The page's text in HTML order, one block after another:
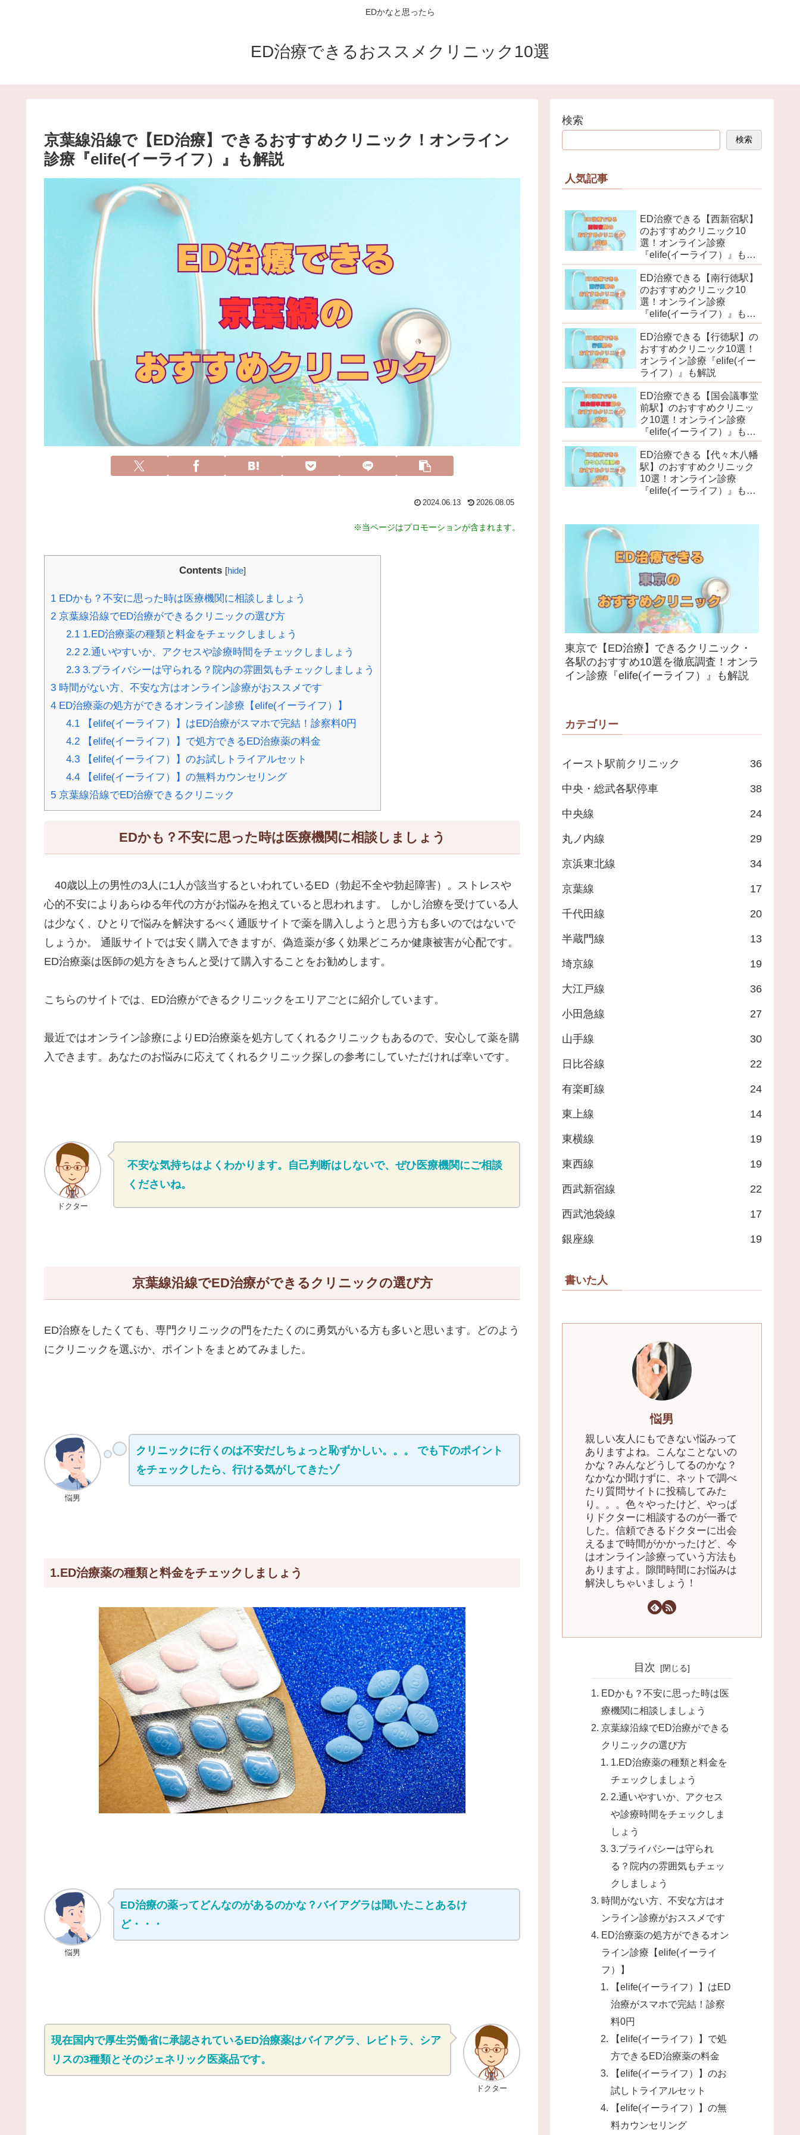
EDかなと思ったら
ED治療できるおススメクリニック10選
京葉線沿線で【ED治療】できるおすすめクリニック！オンライン
診療『elife(イーライフ）』も解説
2024.06.13 2026.08.05
※当ページはプロモーションが含まれます。
Contents [hide]
1 EDかも？不安に思った時は医療機関に相談しましょう
2 京葉線沿線でED治療ができるクリニックの選び方
2.11.ED治療薬の種類と料金をチェックしましょう
2.22.通いやすいか、アクセスや診療時間をチェックしましょう
2.33.プライバシーは守られる？院内の雰囲気もチェックしましょう
3 時間がない方、不安な方はオンライン診療がおススメです
4 ED治療薬の処方ができるオンライン診療【elife(イーライフ）】
4.1【elife(イーライフ）】はED治療がスマホで完結！診察料0円
4.2【elife(イーライフ）】で処方できるED治療薬の料金
4.3【elife(イーライフ）】のお試しトライアルセット
4.4【elife(イーライフ）】の無料カウンセリング
5 京葉線沿線でED治療できるクリニック
EDかも？不安に思った時は医療機関に相談しましょう
40歳以上の男性の3人に1人が該当するといわれているED（勃起不全や勃起障害）。ストレスや
心的不安によりあらゆる年代の方がお悩みを抱えていると思われます。 しかし治療を受けている人
は少なく、ひとりで悩みを解決するべく通販サイトで薬を購入しようと思う方も多いのではないで
しょうか。 通販サイトでは安く購入できますが、偽造薬が多く効果どころか健康被害が心配です。
ED治療薬は医師の処方をきちんと受けて購入することをお勧めします。
こちらのサイトでは、ED治療ができるクリニックをエリアごとに紹介しています。
最近ではオンライン診療によりED治療薬を処方してくれるクリニックもあるので、安心して薬を購
入できます。あなたのお悩みに応えてくれるクリニック探しの参考にしていただければ幸いです。
ドクター
不安な気持ちはよくわかります。自己判断はしないで、ぜひ医療機関にご相談
くださいね。
京葉線沿線でED治療ができるクリニックの選び方
ED治療をしたくても、専門クリニックの門をたたくのに勇気がいる方も多いと思います。どのよう
にクリニックを選ぶか、ポイントをまとめてみました。
悩男
クリニックに行くのは不安だしちょっと恥ずかしい。。。 でも下のポイント
をチェックしたら、行ける気がしてきたゾ
1.ED治療薬の種類と料金をチェックしましょう
悩男
ED治療の薬ってどんなのがあるのかな？バイアグラは聞いたことあるけ
ど・・・
ドクター
現在国内で厚生労働省に承認されているED治療薬はバイアグラ、レビトラ、シア
リスの3種類とそのジェネリック医薬品です。
検索
検索
人気記事
ED治療できる【西新宿駅】
のおすすめクリニック10
選！オンライン診療
『elife(イーライフ）』も解
説
ED治療できる【南行徳駅】
のおすすめクリニック10
選！オンライン診療
『elife(イーライフ）』も解
説
ED治療できる【行徳駅】の
おすすめクリニック10選！
オンライン診療『elife(イー
ライフ）』も解説
ED治療できる【国会議事堂
前駅】のおすすめクリニッ
ク10選！オンライン診療
『elife(イーライフ）』も解
説
ED治療できる【代々木八幡
駅】のおすすめクリニック
10選！オンライン診療
『elife(イーライフ）』も解
東京で【ED治療】できるクリニック・
各駅のおすすめ10選を徹底調査！オンラ
イン診療『elife(イーライフ）』も解説
カテゴリー
イースト駅前クリニック 36
中央・総武各駅停車 38
中央線 24
丸ノ内線 29
京浜東北線 34
京葉線 17
千代田線 20
半蔵門線 13
埼京線 19
大江戸線 36
小田急線 27
山手線 30
日比谷線 22
有楽町線 24
東上線 14
東横線 19
東西線 19
西武新宿線 22
西武池袋線 17
銀座線 19
書いた人
悩男
親しい友人にもできない悩みって
ありますよね。こんなことないの
かな？みんなどうしてるのかな？
なかなか聞けずに、ネットで調べ
たり質問サイトに投稿してみた
り。。。色々やったけど、やっぱ
りドクターに相談するのが一番で
した。信頼できるドクターに出会
えるまで時間がかかったけど、今
はオンライン診療っていう方法も
ありますよ。隙間時間にお悩みは
解決しちゃいましょう！
目次
EDかも？不安に思った時は医
療機関に相談しましょう
京葉線沿線でED治療ができる
クリニックの選び方
1.ED治療薬の種類と料金を
チェックしましょう
2.通いやすいか、アクセス
や診療時間をチェックしま
しょう
3.プライバシーは守られ
る？院内の雰囲気もチェッ
クしましょう
時間がない方、不安な方はオ
ンライン診療がおススメです
ED治療薬の処方ができるオン
ライン診療【elife(イーライ
フ）】
【elife(イーライフ）】はED
治療がスマホで完結！診察
料0円
【elife(イーライフ）】で処
方できるED治療薬の料金
【elife(イーライフ）】のお
試しトライアルセット
【elife(イーライフ）】の無
料カウンセリング